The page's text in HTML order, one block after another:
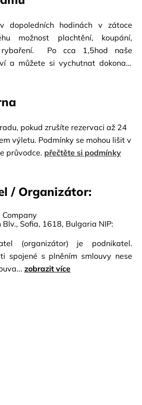
dopoledních hodinách v zátoce
možnost plachtění, koupání,
Po cca 1,5hod naše
a můžete si vychutnat dokonale
ale i piva, vína a koktejlů. Po
piknik cca ve 13:00 končí. Návrat do hotelů.
pokud zrušíte rezervaci až 24
výletu. Podmínky se mohou lišit v
průvodce. přečtěte si podmínky
/ Organizátor:
Sofia, 1618, Bulgaria NIP:
(organizátor) je podnikatel.
spojené s plněním smlouvy nese
zobrazit více